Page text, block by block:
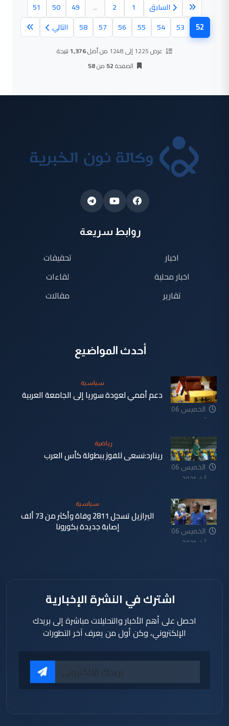
السابق 1
2
...
49
50
51
52(الصفحة الحالية)
53
54
55
56
57
58 التالي
عرض 1225 إلى 1248 من أصل 1,376نتيجة
الصفحة52من58
روابط سريعة
اخبار
اخبار محلية
تقارير
تحقيقات
لقاءات
مقالات
أحدث المواضيع
الخميس 06
سياسية
دعم أممي لعودة سوريا إلى الجامعة العربية
الخميس 06
آيار 2021
رياضية
رينارد:نسعى للفوز ببطولة كأس العرب
الخميس 06
آيار 2021
سياسية
البرازيل تسجل 2811 وفاة وأكثر من 73 ألف
إصابة جديدة بكورونا
اشترك في النشرة الإخبارية
احصل على أهم الأخبار والتحليلات مباشرة إلى بريدك
الإلكتروني، وكن أول من يعرف آخر التطورات